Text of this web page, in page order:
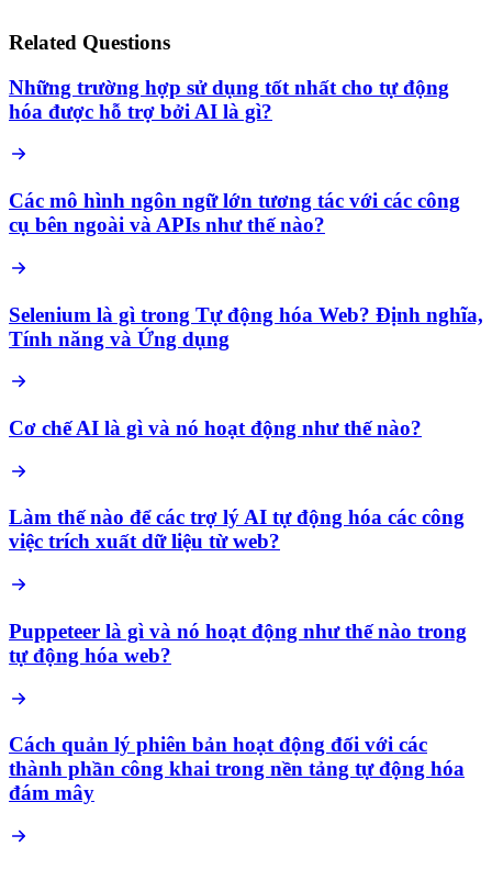
Related Questions
Những trường hợp sử dụng tốt nhất cho tự động
hóa được hỗ trợ bởi AI là gì?
Các mô hình ngôn ngữ lớn tương tác với các công
cụ bên ngoài và APIs như thế nào?
Selenium là gì trong Tự động hóa Web? Định nghĩa,
Tính năng và Ứng dụng
Cơ chế AI là gì và nó hoạt động như thế nào?
Làm thế nào để các trợ lý AI tự động hóa các công
việc trích xuất dữ liệu từ web?
Puppeteer là gì và nó hoạt động như thế nào trong
tự động hóa web?
Cách quản lý phiên bản hoạt động đối với các
thành phần công khai trong nền tảng tự động hóa
đám mây